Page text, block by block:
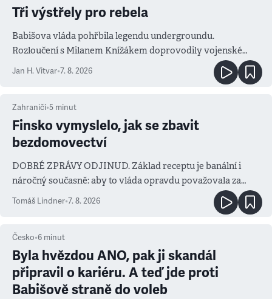
Tři výstřely pro rebela
Babišova vláda pohřbila legendu undergroundu.
Rozloučení s Milanem Knížákem doprovodily vojenské
salvy i kritika pokrokářů
Jan H. Vitvar•7. 8. 2026
Zahraničí•5 minut
Finsko vymyslelo, jak se zbavit
bezdomovectví
DOBRÉ ZPRÁVY ODJINUD. Základ receptu je banální i
náročný současně: aby to vláda opravdu považovala za
prioritu
Tomáš Lindner•7. 8. 2026
Česko•6 minut
Byla hvězdou ANO, pak ji skandál
připravil o kariéru. A teď jde proti
Babišově straně do voleb